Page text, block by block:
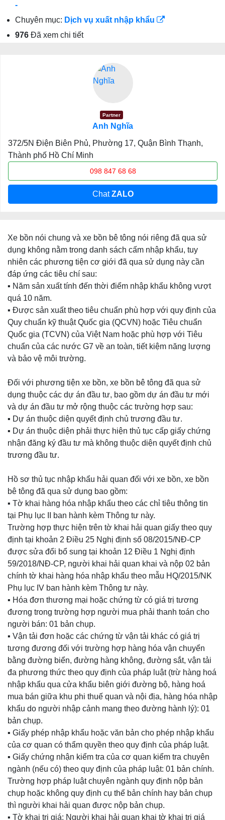
-
Chuyên mục: Dịch vụ xuất nhập khẩu
976 Đã xem chi tiết
Partner
Anh Nghĩa
372/5N Điện Biên Phủ, Phường 17, Quận Bình Thạnh,
Thành phố Hồ Chí Minh
098 847 68 68
ChatZALO
Xe bồn nói chung và xe bồn bê tông nói riêng đã qua sử
dụng không nằm trong danh sách cấm nhập khẩu, tuy
nhiên các phương tiện cơ giới đã qua sử dụng này cần
đáp ứng các tiêu chí sau:
▪️ Năm sản xuất tính đến thời điểm nhập khẩu không vượt
quá 10 năm.
▪️ Được sản xuất theo tiêu chuẩn phù hợp với quy định của
Quy chuẩn kỹ thuật Quốc gia (QCVN) hoặc Tiêu chuẩn
Quốc gia (TCVN) của Việt Nam hoặc phù hợp với Tiêu
chuẩn của các nước G7 về an toàn, tiết kiệm năng lượng
và bảo vệ môi trường.
Đối với phương tiện xe bồn, xe bồn bê tông đã qua sử
dụng thuộc các dự án đầu tư, bao gồm dự án đầu tư mới
và dự án đầu tư mở rộng thuộc các trường hợp sau:
▪️ Dự án thuộc diện quyết định chủ trương đầu tư.
▪️ Dự án thuộc diện phải thực hiện thủ tục cấp giấy chứng
nhận đăng ký đầu tư mà không thuộc diện quyết định chủ
trương đầu tư.
Hồ sơ thủ tục nhập khẩu hải quan đối với xe bồn, xe bồn
bê tông đã qua sử dụng bao gồm:
▪️ Tờ khai hàng hóa nhập khẩu theo các chỉ tiêu thông tin
tại Phụ lục II ban hành kèm Thông tư này.
Trường hợp thực hiện trên tờ khai hải quan giấy theo quy
định tại khoản 2 Điều 25 Nghị định số 08/2015/NĐ-CP
được sửa đổi bổ sung tại khoản 12 Điều 1 Nghị định
59/2018/NĐ-CP, người khai hải quan khai và nộp 02 bản
chính tờ khai hàng hóa nhập khẩu theo mẫu HQ/2015/NK
Phụ lục IV ban hành kèm Thông tư này.
▪️ Hóa đơn thương mại hoặc chứng từ có giá trị tương
đương trong trường hợp người mua phải thanh toán cho
người bán: 01 bản chụp.
▪️ Vận tải đơn hoặc các chứng từ vận tải khác có giá trị
tương đương đối với trường hợp hàng hóa vận chuyển
bằng đường biển, đường hàng không, đường sắt, vận tải
đa phương thức theo quy định của pháp luật (trừ hàng hoá
nhập khẩu qua cửa khẩu biên giới đường bộ, hàng hoá
mua bán giữa khu phi thuế quan và nội địa, hàng hóa nhập
khẩu do người nhập cảnh mang theo đường hành lý): 01
bản chụp.
▪️ Giấy phép nhập khẩu hoặc văn bản cho phép nhập khẩu
của cơ quan có thẩm quyền theo quy định của pháp luật.
▪️ Giấy chứng nhận kiểm tra của cơ quan kiểm tra chuyên
ngành (nếu có) theo quy định của pháp luật: 01 bản chính.
Trường hợp pháp luật chuyên ngành quy định nộp bản
chụp hoặc không quy định cụ thể bản chính hay bản chụp
thì người khai hải quan được nộp bản chụp.
▪️ Tờ khai trị giá: Người khai hải quan khai tờ khai trị giá